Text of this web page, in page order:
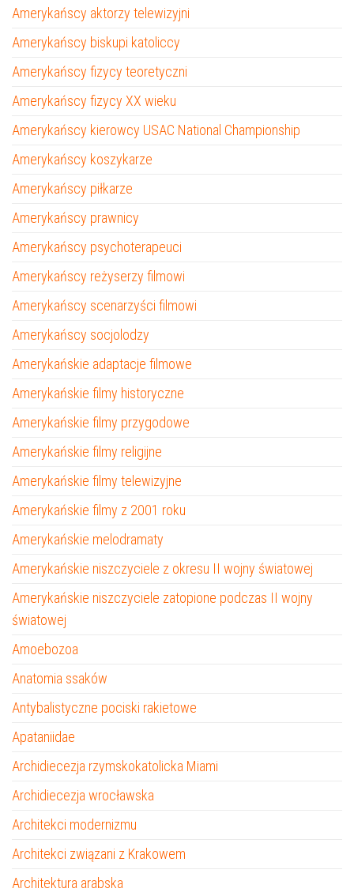
Amerykańscy aktorzy telewizyjni
Amerykańscy biskupi katoliccy
Amerykańscy fizycy teoretyczni
Amerykańscy fizycy XX wieku
Amerykańscy kierowcy USAC National Championship
Amerykańscy koszykarze
Amerykańscy piłkarze
Amerykańscy prawnicy
Amerykańscy psychoterapeuci
Amerykańscy reżyserzy filmowi
Amerykańscy scenarzyści filmowi
Amerykańscy socjolodzy
Amerykańskie adaptacje filmowe
Amerykańskie filmy historyczne
Amerykańskie filmy przygodowe
Amerykańskie filmy religijne
Amerykańskie filmy telewizyjne
Amerykańskie filmy z 2001 roku
Amerykańskie melodramaty
Amerykańskie niszczyciele z okresu II wojny światowej
Amerykańskie niszczyciele zatopione podczas II wojny
światowej
Amoebozoa
Anatomia ssaków
Antybalistyczne pociski rakietowe
Apataniidae
Archidiecezja rzymskokatolicka Miami
Archidiecezja wrocławska
Architekci modernizmu
Architekci związani z Krakowem
Architektura arabska